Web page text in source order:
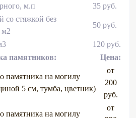
м.п
35 руб.
со стяжкой без
м2
50 руб.
120 руб.
памятников:
Цена:
памятника на могилу
5 см, тумба, цветник)
от
200
руб.
памятника на могилу
от